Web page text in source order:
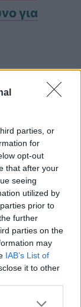
parties, or
for
opt-out
that after your
seeing
utilized by
prior to
further
parties on the
may
IAB’s List of
it to other
για
με
υπάρχουν
οποίους
ότι οι